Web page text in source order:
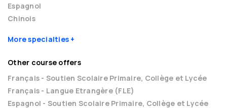
Espagnol
Chinois
More specialties
Other course offers
Français - Soutien Scolaire Primaire, Collège et Lycée
Français - Langue Etrangère (FLE)
Espagnol - Soutien Scolaire Primaire, Collège et Lycée